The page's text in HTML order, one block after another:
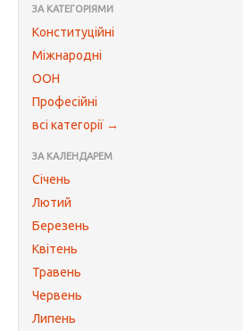
ЗА КАТЕГОРІЯМИ
Конституційні
Міжнародні
ООН
Професійні
всі категорії →
ЗА КАЛЕНДАРЕМ
Січень
Лютий
Березень
Квітень
Травень
Червень
Липень